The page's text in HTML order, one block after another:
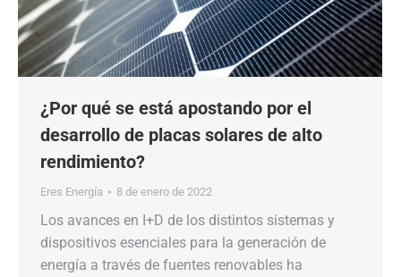
¿Por qué se está apostando por el
desarrollo de placas solares de alto
rendimiento?
Eres Energía 8 de enero de 2022
Los avances en I+D de los distintos sistemas y
dispositivos esenciales para la generación de
energía a través de fuentes renovables ha